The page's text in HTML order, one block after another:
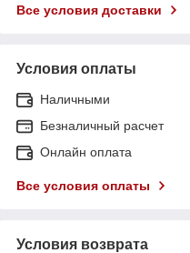
Все условия доставки
Условия оплаты
Наличными
Безналичный расчет
Онлайн оплата
Все условия оплаты
Условия возврата